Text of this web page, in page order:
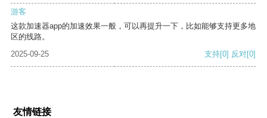
游客
这款加速器app的加速效果一般，可以再提升一下，比如能够支持更多地
区的线路。
2025-09-25
支持[0] 反对[0]
友情链接